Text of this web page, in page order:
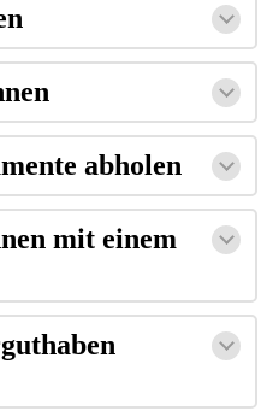
abholen
mit einem